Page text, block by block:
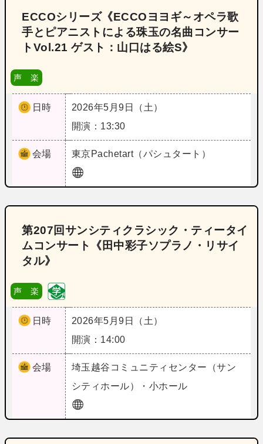
ECCOシリーズ《ECCOヨヨギ～オペラ歌
手とピアニストによる珠玉の名曲コンサー
トVol.21 ゲスト：山口はる絵S》
声 楽
日時
2026年5月9日（土）
開演：13:30
会場 東京Pachetart（パシュタート）
第207回サンシティクラシック・ティータイ
ムコンサート《田中彩子ソプラノ・リサイ
タル》
声 楽
日時
2026年5月9日（土）
開演：14:00
会場 埼玉 越谷コミュニティセンター（サン
シティホール）・小ホール